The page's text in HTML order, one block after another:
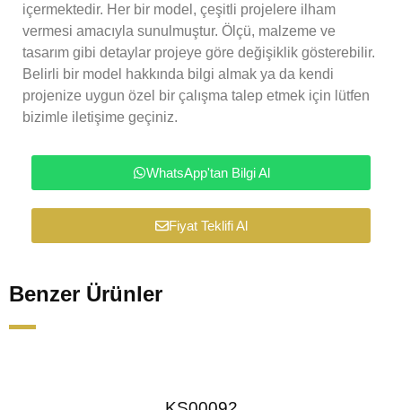
içermektedir. Her bir model, çeşitli projelere ilham
vermesi amacıyla sunulmuştur. Ölçü, malzeme ve
tasarım gibi detaylar projeye göre değişiklik gösterebilir.
Belirli bir model hakkında bilgi almak ya da kendi
projenize uygun özel bir çalışma talep etmek için lütfen
bizimle iletişime geçiniz.
WhatsApp'tan Bilgi Al
Fiyat Teklifi Al
Benzer Ürünler